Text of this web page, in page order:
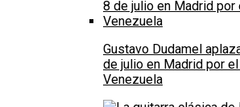
Gustavo Dudamel
de julio en Madrid por
Venezuela